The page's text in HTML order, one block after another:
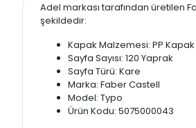
Adel markası tarafından üretilen
şekildedir:
Kapak Malzemesi: PP Kapak
Sayfa Sayısı: 120 Yaprak
Sayfa Türü: Kare
Marka: Faber Castell
Model: Typo
Ürün Kodu: 5075000043